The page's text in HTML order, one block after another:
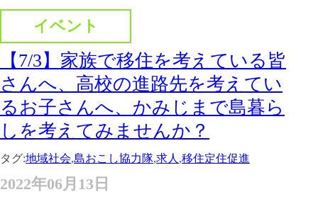
イベント
【7/3】家族で移住を考えている皆
さんへ、高校の進路先を考えてい
るお子さんへ、かみじまで島暮ら
しを考えてみませんか？
タグ:地域社会,島おこし協力隊,求人 ,移住定住促進
2022年06月13日